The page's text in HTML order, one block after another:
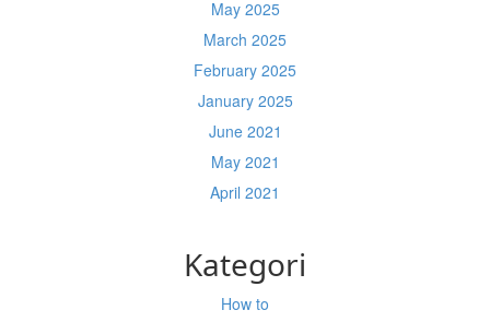
May 2025
March 2025
February 2025
January 2025
June 2021
May 2021
April 2021
Kategori
How to